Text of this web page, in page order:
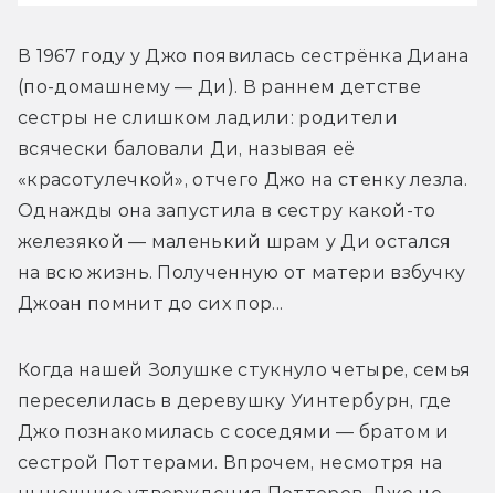
В 1967 году у Джо появилась сестрёнка Диана
(по-домашнему — Ди). В раннем детстве
сестры не слишком ладили: родители
всячески баловали Ди, называя её
«красотулечкой», отчего Джо на стенку лезла.
Однажды она запустила в сестру какой-то
железякой — маленький шрам у Ди остался
на всю жизнь. Полученную от матери взбучку
Джоан помнит до сих пор...
Когда нашей Золушке стукнуло четыре, семья
переселилась в деревушку Уинтербурн, где
Джо познакомилась с соседями — братом и
сестрой Поттерами. Впрочем, несмотря на